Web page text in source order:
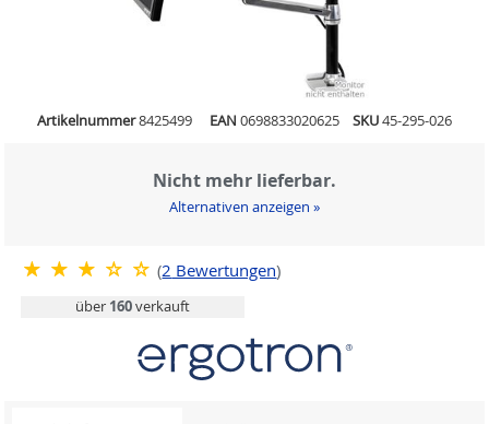
Artikelnummer8425499 EAN 0698833020625 SKU45-295-026
Nicht mehr lieferbar.
Alternativen anzeigen »
(2 Bewertungen)
über 160verkauft